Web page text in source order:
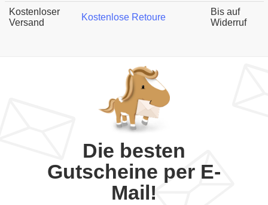
Kostenloser
Versand
Kostenlose Retoure
Bis auf
Widerruf
Die besten
Gutscheine per E-
Mail!